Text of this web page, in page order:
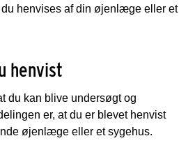
henvises af din øjenlæge eller et
henvist
du kan blive undersøgt og
er, at du er blevet henvist
øjenlæge eller et sygehus.